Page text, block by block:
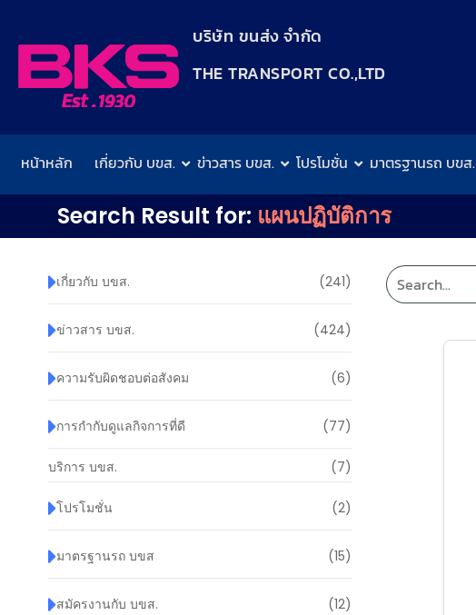
บริษัท ขนส่ง จำกัด
THE TRANSPORT CO.,LTD​
หน้าหลัก เกี่ยวกับ บขส. ข่าวสาร บขส. โปรโมชั่น มาตรฐานรถ บขส.
Search Result for: แผนปฏิบัติการ
เกี่ยวกับ บขส. (241)
ข่าวสาร บขส. (424)
ความรับผิดชอบต่อสังคม (6)
การกำกับดูแลกิจการที่ดี (77)
บริการ บขส. (7)
โปรโมชั่น (2)
มาตรฐานรถ บขส (15)
สมัครงานกับ บขส. (12)